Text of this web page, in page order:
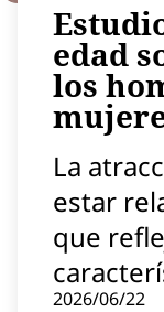
Más
Virales
Tecnología
Economía
Contenido
Instagram
edad
los
La
estar
que
2026/06/22